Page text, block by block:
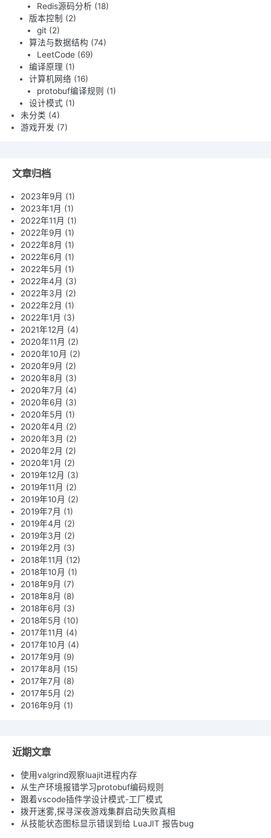
Redis源码分析 (18)
版本控制 (2)
git (2)
算法与数据结构 (74)
LeetCode (69)
编译原理 (1)
计算机网络 (16)
protobuf编译规则 (1)
设计模式 (1)
未分类 (4)
游戏开发 (7)
文章归档
2023年9月 (1)
2023年1月 (1)
2022年11月 (1)
2022年9月 (1)
2022年8月 (1)
2022年6月 (1)
2022年5月 (1)
2022年4月 (3)
2022年3月 (2)
2022年2月 (1)
2022年1月 (3)
2021年12月 (4)
2020年11月 (2)
2020年10月 (2)
2020年9月 (2)
2020年8月 (3)
2020年7月 (4)
2020年6月 (3)
2020年5月 (1)
2020年4月 (2)
2020年3月 (2)
2020年2月 (2)
2020年1月 (2)
2019年12月 (3)
2019年11月 (2)
2019年10月 (2)
2019年7月 (1)
2019年4月 (2)
2019年3月 (2)
2019年2月 (3)
2018年11月 (12)
2018年10月 (1)
2018年9月 (7)
2018年8月 (8)
2018年6月 (3)
2018年5月 (10)
2017年11月 (4)
2017年10月 (4)
2017年9月 (9)
2017年8月 (15)
2017年7月 (8)
2017年5月 (2)
2016年9月 (1)
近期文章
使用valgrind观察luajit进程内存
从生产环境报错学习protobuf编码规则
跟着vscode插件学设计模式-工厂模式
拨开迷雾,探寻深夜游戏集群启动失败真相
从技能状态图标显示错误到给 LuaJIT 报告bug